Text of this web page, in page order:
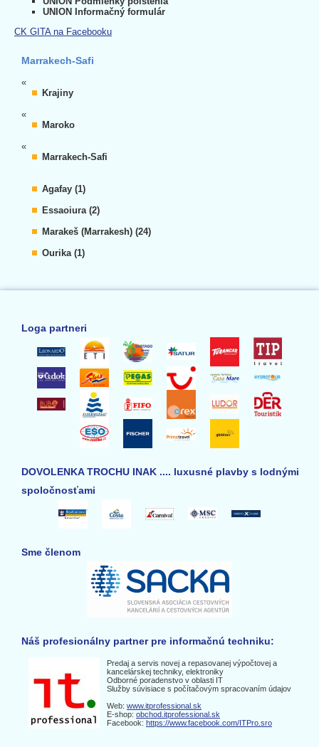
UNION Informačný formulár
CK GITA na Facebooku
Marrakech-Safi
«
Krajiny
«
Maroko
«
Marrakech-Safi
Agafay (1)
Essaoiura (2)
Marakeš (Marrakesh) (24)
Ourika (1)
Loga partneri
DOVOLENKA TROCHU INAK .... luxusné plavby s lodnými
spoločnosťami
Sme členom
Náš profesionálny partner pre informačnú techniku:
Predaj a servis novej a repasovanej výpočtovej a
kancelárskej techniky, elektroniky
Odborné poradenstvo v oblasti IT
Služby súvisiace s počítačovým spracovaním údajov
Web: www.itprofessional.sk
E-shop: obchod.itprofessional.sk
Facebook: https://www.facebook.com/ITPro.sro